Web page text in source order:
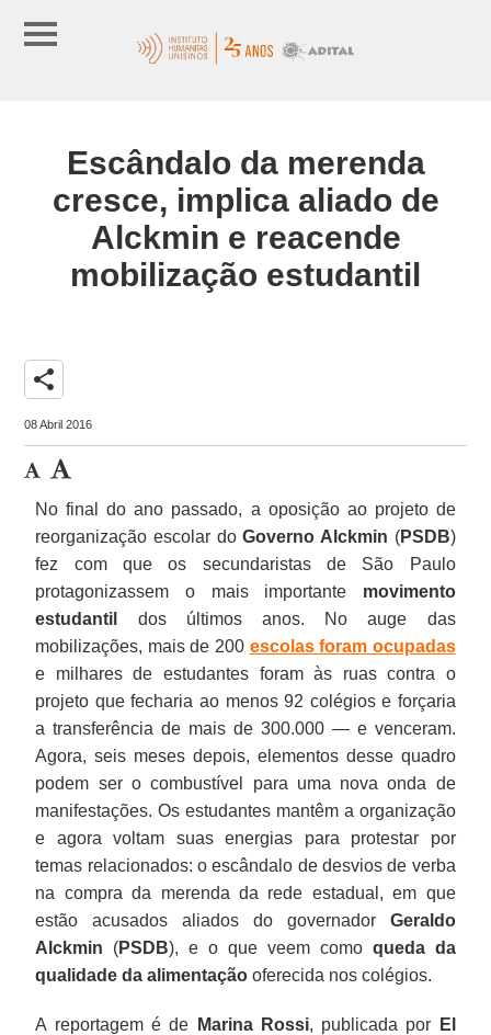
Escândalo da merenda
cresce, implica aliado de
Alckmin e reacende
mobilização estudantil
share
08 Abril 2016
No final do ano passado, a oposição ao projeto de
reorganização escolar doGoverno Alckmin (PSDB)
fez com que os secundaristas de São Paulo
protagonizassem o mais importante movimento
estudantil
dos últimos anos. No auge das
mobilizações, mais de 200 escolas foram ocupadas
e milhares de estudantes foram às ruas contra o
projeto que fecharia ao menos 92 colégios e forçaria
a transferência de mais de 300.000 — e venceram.
Agora, seis meses depois, elementos desse quadro
podem ser o combustível para uma nova onda de
manifestações. Os estudantes mantêm a organização
e agora voltam suas energias para protestar por
temas relacionados: o escândalo de desvios de verba
na compra da merenda da rede estadual, em que
estão acusados aliados do governador Geraldo
Alckmin (PSDB), e o que veem comoqueda da
qualidade da alimentação oferecida nos colégios.
A reportagem é de Marina Rossi, publicada por
El